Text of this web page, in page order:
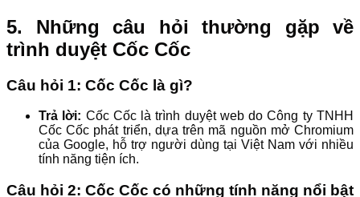
5. Những câu hỏi thường gặp về
trình duyệt Cốc Cốc
Câu hỏi 1: Cốc Cốc là gì?
Trả lời: Cốc Cốc là trình duyệt web do Công ty TNHH
Cốc Cốc phát triển, dựa trên mã nguồn mở Chromium
của Google, hỗ trợ người dùng tại Việt Nam với nhiều
tính năng tiện ích.
Câu hỏi 2: Cốc Cốc có những tính năng nổi bật